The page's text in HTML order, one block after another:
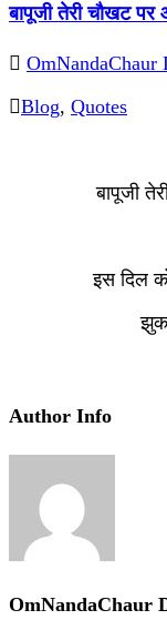
बापूजी तेरी चौखट
OmNandaChaur
Blog, Quotes
बापूजी
इस दिल
Author Info
OmNandaChaur